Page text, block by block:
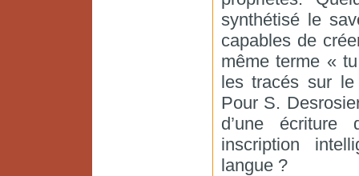
synthétisé le
capables de
même terme «
les tracés sur
Pour S.
d’une écriture
inscription
langue ?